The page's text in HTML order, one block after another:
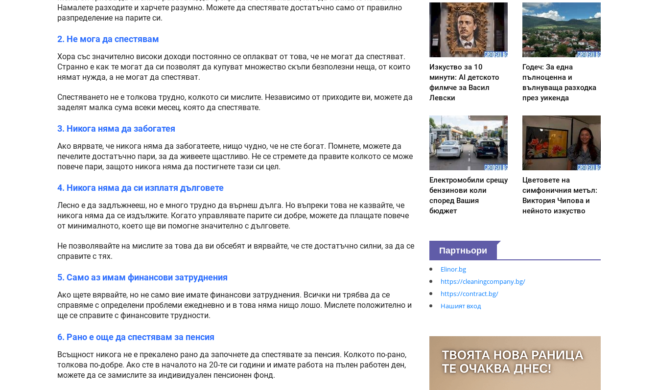
Намалете разходите и харчете разумно. Можете да спестявате достатъчно само от правилно
разпределение на парите си.
2. Не мога да спестявам
Хора със значително високи доходи постоянно се оплакват от това, че не могат да спестяват.
Странно е как те могат да си позволят да купуват множество скъпи безполезни неща, от които
нямат нужда, а не могат да спестяват.
Спестяването не е толкова трудно, колкото си мислите. Независимо от приходите ви, можете да
заделят малка сума всеки месец, която да спестявате.
3. Никога няма да забогатея
Ако вярвате, че никога няма да забогатеете, нищо чудно, че не сте богат. Помнете, можете да
печелите достатъчно пари, за да живеете щастливо. Не се стремете да правите колкото се може
повече пари, защото никога няма да постигнете тази си цел.
4. Никога няма да си изплатя дълговете
Лесно е да задлъжнееш, но е много трудно да върнеш дълга. Но въпреки това не казвайте, че
никога няма да се издължите. Когато управлявате парите си добре, можете да плащате повече
от минималното, което ще ви помогне значително с дълговете.
Не позволявайте на мислите за това да ви обсебят и вярвайте, че сте достатъчно силни, за да се
справите с тях.
5. Само аз имам финансови затруднения
Ако щете вярвайте, но не само вие имате финансови затруднения. Всички ни трябва да се
справяме с определени проблеми ежедневно и в това няма нищо лошо. Мислете положително и
ще се справите с финансовите трудности.
6. Рано е още да спестявам за пенсия
Всъщност никога не е прекалено рано да започнете да спестявате за пенсия. Колкото по-рано,
толкова по-добре. Ако сте в началото на 20-те си години и имате работа на пълен работен ден,
можете да се замислите за индивидуален пенсионен фонд.
Изкуство за 10
минути: AI детското
филмче за Васил
Левски
Годеч: За една
пълноценна и
вълнуваща разходка
през уикенда
Електромобили срещу
бензинови коли
според Вашия
бюджет
Цветовете на
симфоничния метъл:
Виктория Чипова и
нейното изкуство
Партньори
Elinor.bg
https://cleaningcompany.bg/
https://contract.bg/
Нашият вход